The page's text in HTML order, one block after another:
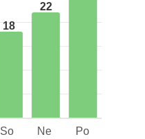
18
22
So Ne Po